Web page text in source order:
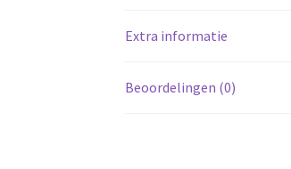
Extra informatie
Beoordelingen (0)